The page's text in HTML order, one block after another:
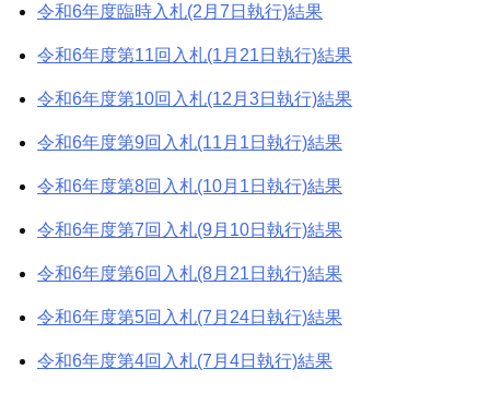
令和6年度臨時入札(2月7日執行)結果
令和6年度第11回入札(1月21日執行)結果
令和6年度第10回入札(12月3日執行)結果
令和6年度第9回入札(11月1日執行)結果
令和6年度第8回入札(10月1日執行)結果
令和6年度第7回入札(9月10日執行)結果
令和6年度第6回入札(8月21日執行)結果
令和6年度第5回入札(7月24日執行)結果
令和6年度第4回入札(7月4日執行)結果